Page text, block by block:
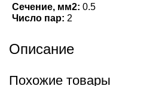
Сечение, мм2: 0.5
Число пар: 2
Описание
Похожие товары